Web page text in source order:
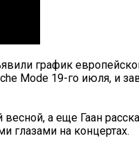
график
Mode 19-го июля, и
а еще Гаан
глазами на концертах.